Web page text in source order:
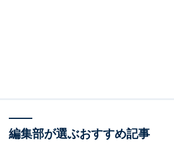
編集部が選ぶおすすめ記事